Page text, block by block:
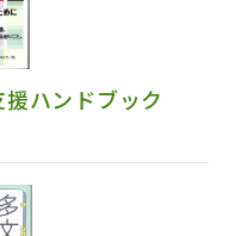
ハンドブック